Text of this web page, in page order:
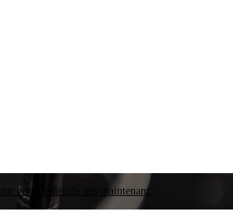
votre véhicule dès maintenant.